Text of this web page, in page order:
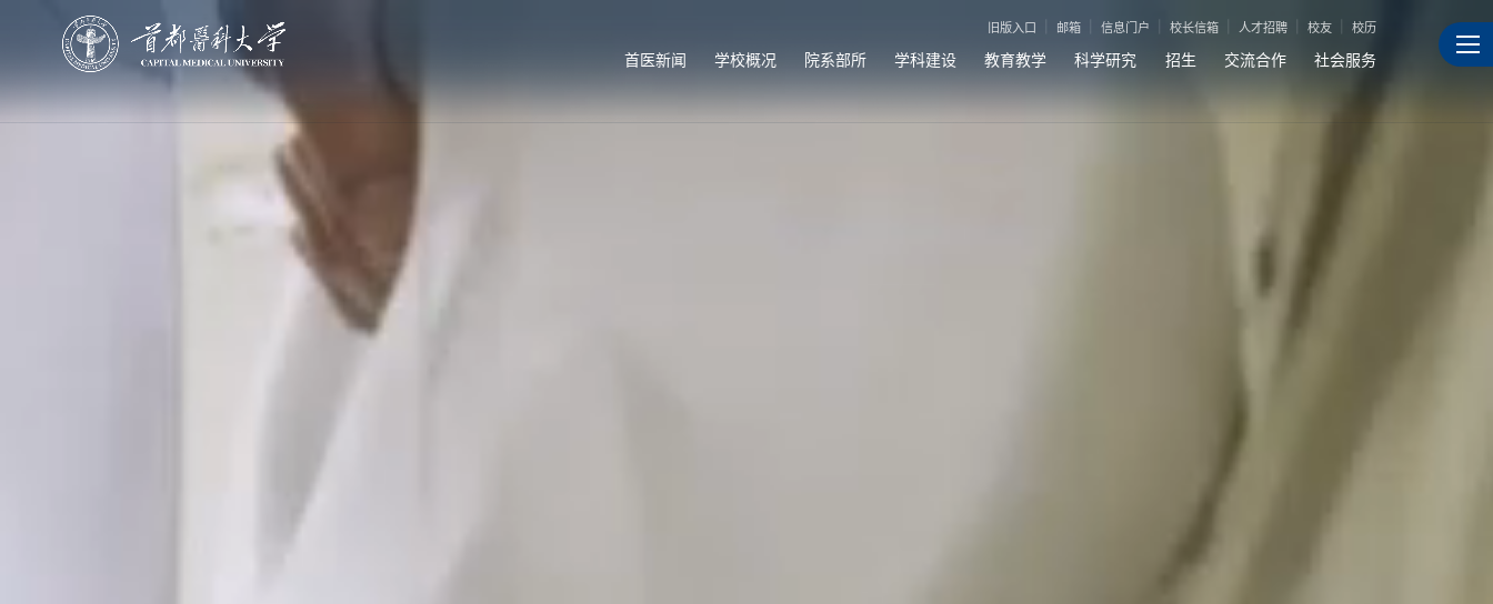
旧版入口 邮箱 信息门户 校长信箱 人才招聘 校友 校历
首医新闻 学校概况 院系部所 学科建设 教育教学 科学研究 招生 交流合作 社会服务